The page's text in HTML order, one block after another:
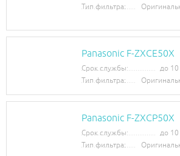
Тип фильтра:
Panasonic F-ZXCE50X
Срок службы:
до 10
Тип фильтра:
Panasonic F-ZXCP50X
Срок службы:
до 10
Тип фильтра: